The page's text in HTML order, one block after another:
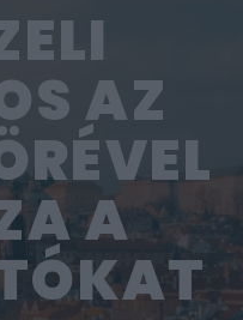
AZ
A